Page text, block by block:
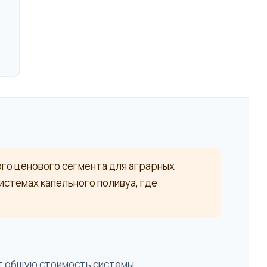
ценового сегмента для аграрных
капельного поливуа, где
общую стоимость системы